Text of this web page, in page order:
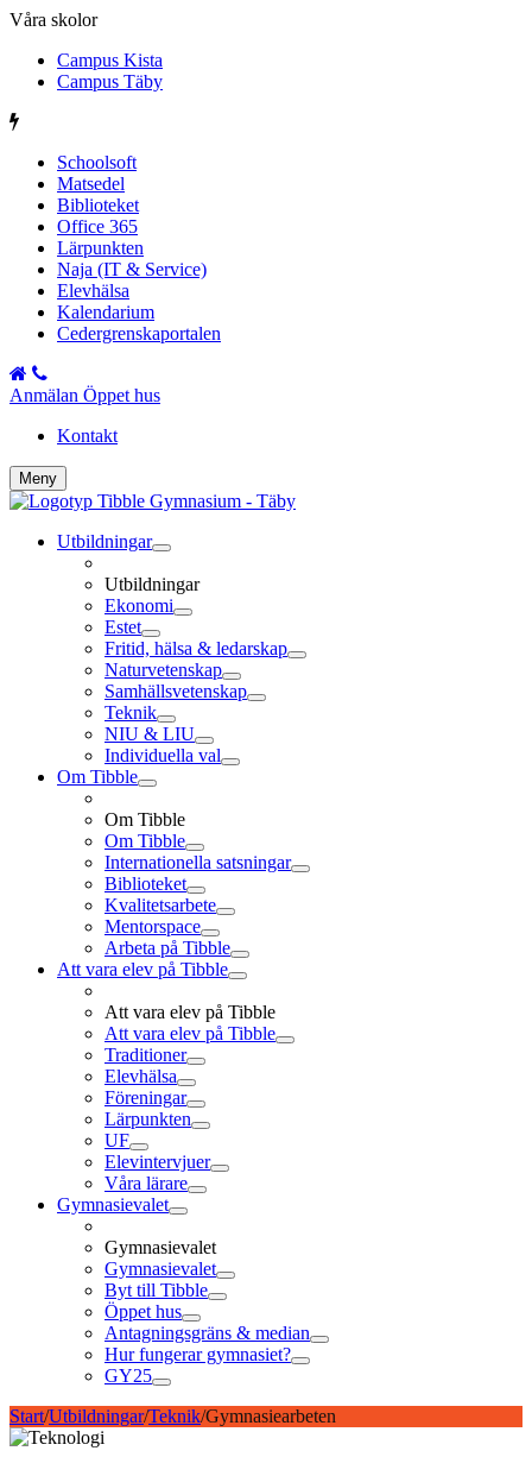
Våra skolor
Campus Kista
Campus Täby
Schoolsoft
Matsedel
Biblioteket
Office 365
Lärpunkten
Naja (IT & Service)
Elevhälsa
Kalendarium
Cedergrenskaportalen
Anmälan Öppet hus
Kontakt
Meny
Utbildningar
Utbildningar
Ekonomi
Estet
Fritid, hälsa & ledarskap
Naturvetenskap
Samhällsvetenskap
Teknik
NIU & LIU
Individuella val
Om Tibble
Om Tibble
Om Tibble
Internationella satsningar
Biblioteket
Kvalitetsarbete
Mentorspace
Arbeta på Tibble
Att vara elev på Tibble
Att vara elev på Tibble
Att vara elev på Tibble
Traditioner
Elevhälsa
Föreningar
Lärpunkten
UF
Elevintervjuer
Våra lärare
Gymnasievalet
Gymnasievalet
Gymnasievalet
Byt till Tibble
Öppet hus
Antagningsgräns & median
Hur fungerar gymnasiet?
GY25
Start/Utbildningar/Teknik/Gymnasiearbeten